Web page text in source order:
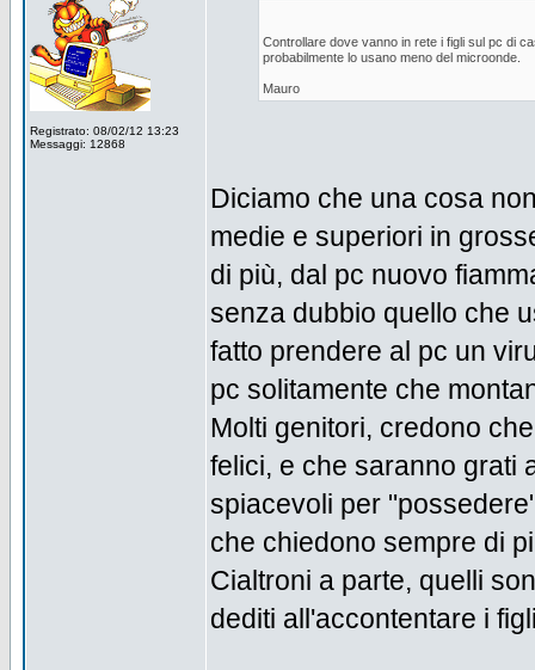
Registrato: 08/02/12 13:23
Messaggi: 12868
Controllare dove vanno in rete i figli sul pc di
probabilmente lo usano meno del microonde.
Mauro
Diciamo che una cosa
medie e superiori in
di più, dal pc nuovo
senza dubbio quello che
fatto prendere al pc un
pc solitamente che
Molti genitori, credono
felici, e che saranno grati
spiacevoli per
che chiedono sempre di
Cialtroni a parte, quelli
dediti all'accontentare i